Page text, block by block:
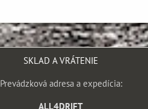
SKLAD A VRÁTENIE
Prevádzková adresa a expedícia:
ALL4DRIFT